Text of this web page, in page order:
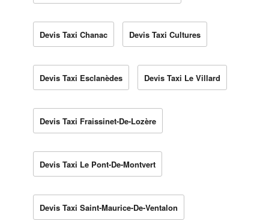
Devis Taxi Chanac Devis Taxi Cultures
Devis Taxi Esclanèdes Devis Taxi Le Villard
Devis Taxi Fraissinet-De-Lozère
Devis Taxi Le Pont-De-Montvert
Devis Taxi Saint-Maurice-De-Ventalon